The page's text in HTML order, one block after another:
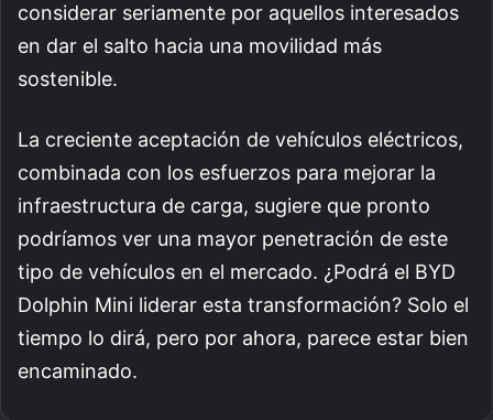
considerar seriamente por aquellos interesados
en dar el salto hacia una movilidad más
sostenible.
La creciente aceptación de vehículos eléctricos,
combinada con los esfuerzos para mejorar la
infraestructura de carga, sugiere que pronto
podríamos ver una mayor penetración de este
tipo de vehículos en el mercado. ¿Podrá el BYD
Dolphin Mini liderar esta transformación? Solo el
tiempo lo dirá, pero por ahora, parece estar bien
encaminado.